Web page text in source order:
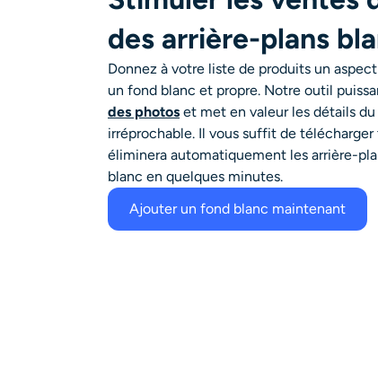
des arrière-plans
Donnez à votre liste de produits un
un fond blanc et propre. Notre outil
des photos et met en valeur les détails
irréprochable. Il vous suffit de
éliminera automatiquement les arrière-
blanc en quelques minutes.
Ajouter un fond blanc maintenant